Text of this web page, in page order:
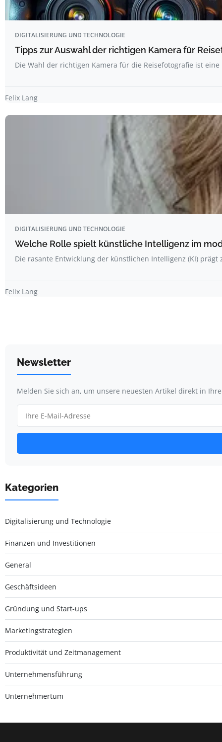
DIGITALISIERUNG UND TECHNOLOGIE
Tipps zur Auswahl der richtigen Kamera für
Die Wahl der richtigen Kamera für die Reisefotografie ist
Felix Lang
DIGITALISIERUNG UND TECHNOLOGIE
Welche Rolle spielt künstliche Intelligenz im
Die rasante Entwicklung der künstlichen Intelligenz (KI)
Felix Lang
Newsletter
Melden Sie sich an, um unsere neuesten Artikel direkt in
Kategorien
Digitalisierung und Technologie
Finanzen und Investitionen
General
Geschäftsideen
Gründung und Start-ups
Marketingstrategien
Produktivität und Zeitmanagement
Unternehmensführung
Unternehmertum